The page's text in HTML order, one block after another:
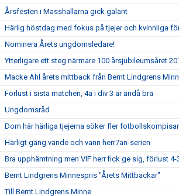
Årsfesten i Mässhallarna gick galant
Härlig höstdag med fokus på tjejer och kvinnliga
Nominera Årets ungdomsledare!
Ytterligare ett steg närmare 100 årsjubileumsåret
Macke Ahl årets mittback från Bernt Lindgrens
Förlust i sista matchen, 4a i div 3 är ändå bra
Ungdomsråd
Dom här härliga tjejerna söker fler
Härligt gäng vände och vann herr7an-serien
Bra upphämtning men VIF herr fick ge sig, förlust 4-
Bernt Lindgrens Minnespris "Årets Mittbackar"
Till Bernt Lindgrens Minne